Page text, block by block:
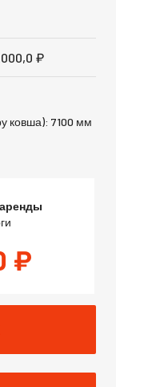
₽
ковша): 7100 мм
₽